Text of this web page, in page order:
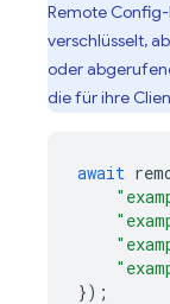
Remote
verschlüsselt,
oder
die für ihre
await
});